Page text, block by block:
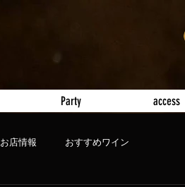
Party access
お店情報 おすすめワイン